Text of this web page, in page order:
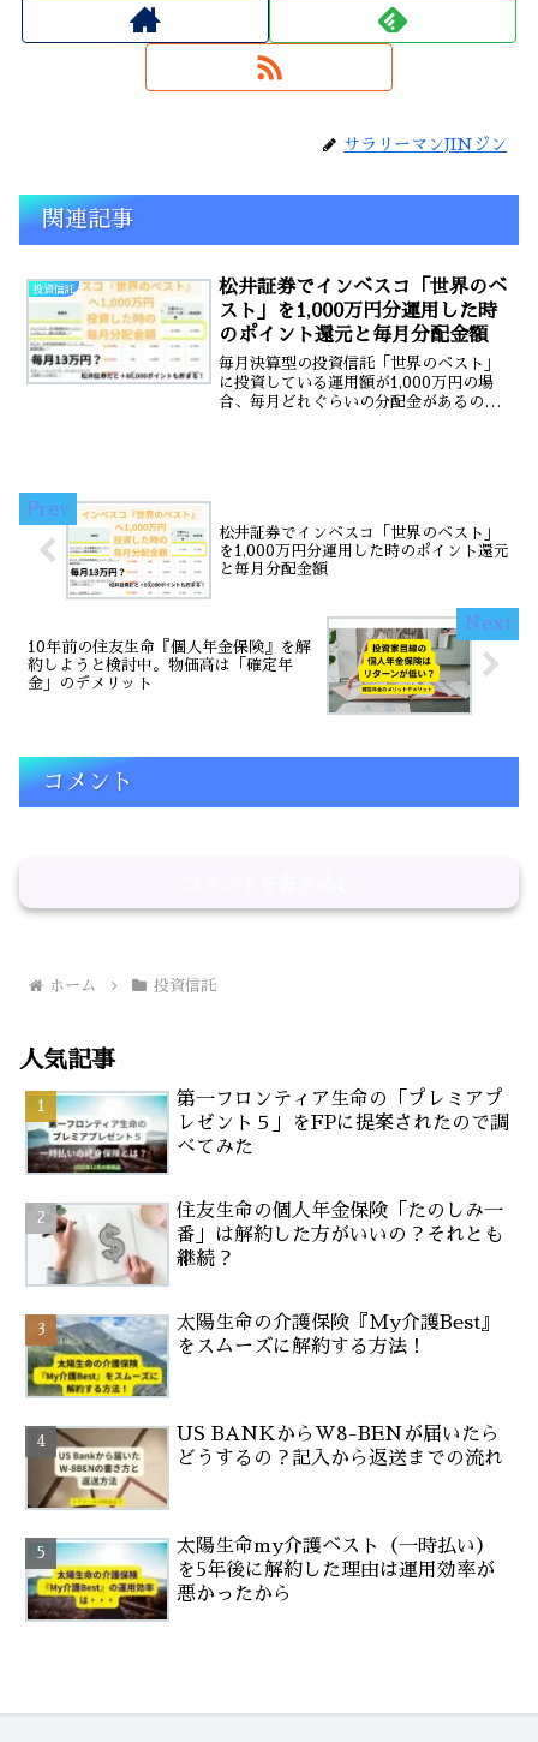
サラリーマンJINジン
関連記事
投資信託
松井証券でインベスコ「世界のベ
スト」を1,000万円分運用した時
のポイント還元と毎月分配金額
毎月決算型の投資信託「世界のベスト」
に投資している運用額が1,000万円の場
合、毎月どれぐらいの分配金があるのか
松井証券でインベスコ「世界のベスト」
を1,000万円分運用した時のポイント還元
と毎月分配金額
10年前の住友生命『個人年金保険』を解
約しようと検討中。物価高は「確定年
金」のデメリット
コメント
ホーム 投資信託
人気記事
第一フロンティア生命の「プレミアプ
レゼント５」をFPに提案されたので調
べてみた
住友生命の個人年金保険「たのしみ一
番」は解約した方がいいの？それとも
継続？
太陽生命の介護保険『My介護Best』
をスムーズに解約する方法！
US BANKからW8-BENが届いたら
どうするの？記入から返送までの流れ
太陽生命my介護ベスト（一時払い）
を5年後に解約した理由は運用効率が
悪かったから